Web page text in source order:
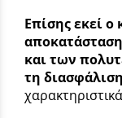
Επίσης εκεί
και των
τη
χαρακτηριστικά